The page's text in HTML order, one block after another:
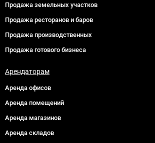
Продажа земельных участков
Продажа ресторанов и баров
Продажа производственных
Продажа готового бизнеса
Арендаторам
Аренда офисов
Аренда помещений
Аренда магазинов
Аренда складов